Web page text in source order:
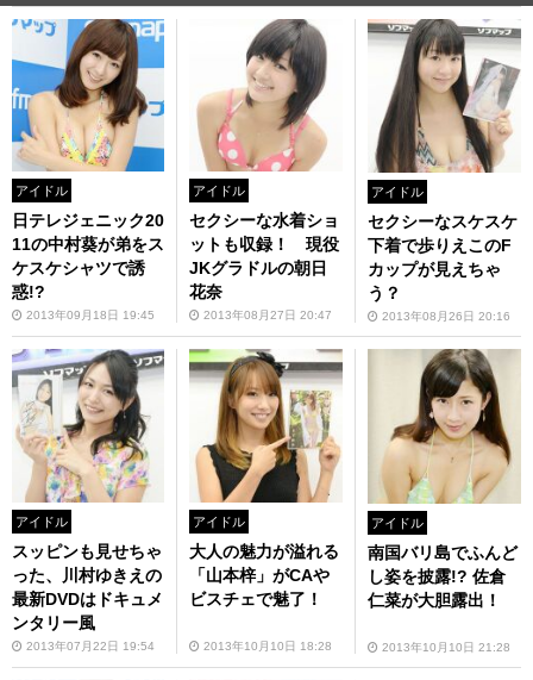
アイドル
日テレジェニック20
11の中村葵が弟をス
ケスケシャツで誘
惑!?
2013年09月18日 19:45
アイドル
セクシーな水着ショ
ットも収録！ 現役
JKグラドルの朝日
花奈
2013年08月27日 20:47
アイドル
セクシーなスケスケ
下着で歩りえこのF
カップが見えちゃ
う？
2013年08月26日 20:16
アイドル
スッピンも見せちゃ
った、川村ゆきえの
最新DVDはドキュメ
ンタリー風
2013年07月22日 19:54
アイドル
大人の魅力が溢れる
「山本梓」がCAや
ビスチェで魅了！
2013年10月10日 18:28
アイドル
南国バリ島でふんど
し姿を披露!? 佐倉
仁菜が大胆露出！
2013年10月10日 21:28